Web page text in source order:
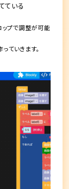
ている
ップで調整が可能
ていきます。